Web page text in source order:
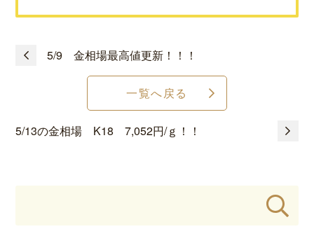
5/9 金相場最高値更新！！！
一覧へ戻る
5/13の金相場 K18 7,052円/ｇ！！